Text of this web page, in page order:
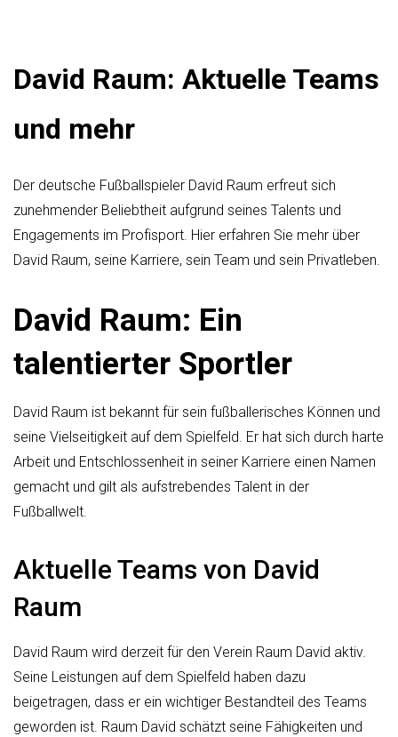
David Raum: Aktuelle Teams
und mehr
Der deutsche Fußballspieler David Raum erfreut sich
zunehmender Beliebtheit aufgrund seines Talents und
Engagements im Profisport. Hier erfahren Sie mehr über
David Raum, seine Karriere, sein Team und sein Privatleben.
David Raum: Ein
talentierter Sportler
David Raum ist bekannt für sein fußballerisches Können und
seine Vielseitigkeit auf dem Spielfeld. Er hat sich durch harte
Arbeit und Entschlossenheit in seiner Karriere einen Namen
gemacht und gilt als aufstrebendes Talent in der
Fußballwelt.
Aktuelle Teams von David
Raum
David Raum wird derzeit für den Verein Raum David aktiv.
Seine Leistungen auf dem Spielfeld haben dazu
beigetragen, dass er ein wichtiger Bestandteil des Teams
geworden ist. Raum David schätzt seine Fähigkeiten und